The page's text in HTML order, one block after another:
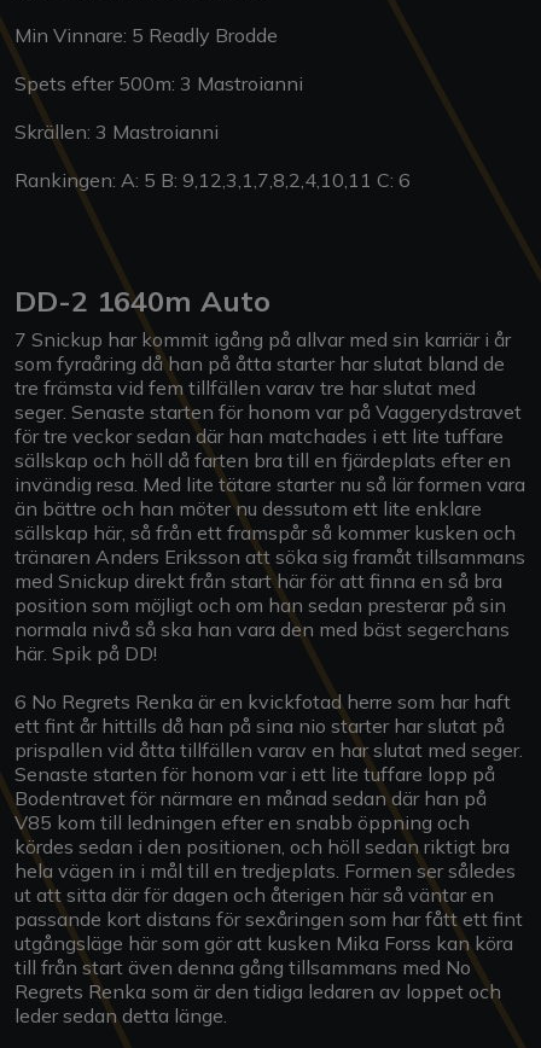
Min Vinnare: 5 Readly Brodde
Spets efter 500m: 3 Mastroianni
Skrällen: 3 Mastroianni
Rankingen: A: 5 B: 9,12,3,1,7,8,2,4,10,11 C: 6
DD-2 1640m Auto
7 Snickup har kommit igång på allvar med sin karriär i år
som fyraåring då han på åtta starter har slutat bland de
tre främsta vid fem tillfällen varav tre har slutat med
seger. Senaste starten för honom var på Vaggerydstravet
för tre veckor sedan där han matchades i ett lite tuffare
sällskap och höll då farten bra till en fjärdeplats efter en
invändig resa. Med lite tätare starter nu så lär formen vara
än bättre och han möter nu dessutom ett lite enklare
sällskap här, så från ett framspår så kommer kusken och
tränaren Anders Eriksson att söka sig framåt tillsammans
med Snickup direkt från start här för att finna en så bra
position som möjligt och om han sedan presterar på sin
normala nivå så ska han vara den med bäst segerchans
här. Spik på DD!
6 No Regrets Renka är en kvickfotad herre som har haft
ett fint år hittills då han på sina nio starter har slutat på
prispallen vid åtta tillfällen varav en har slutat med seger.
Senaste starten för honom var i ett lite tuffare lopp på
Bodentravet för närmare en månad sedan där han på
V85 kom till ledningen efter en snabb öppning och
kördes sedan i den positionen, och höll sedan riktigt bra
hela vägen in i mål till en tredjeplats. Formen ser således
ut att sitta där för dagen och återigen här så väntar en
passande kort distans för sexåringen som har fått ett fint
utgångsläge här som gör att kusken Mika Forss kan köra
till från start även denna gång tillsammans med No
Regrets Renka som är den tidiga ledaren av loppet och
leder sedan detta länge.